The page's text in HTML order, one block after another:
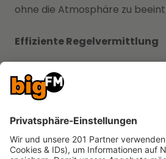
ohne die Atmosphäre zu
Effiziente Regelvermittlung
Lange Vorlesezeiten aus
Stimmung trüben. Es hat sich
oder auf Anleitungsvideos
mit App-Unterstützung